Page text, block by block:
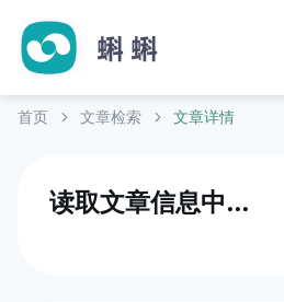
首页 文章检索 文章详情
读取文章信息中...